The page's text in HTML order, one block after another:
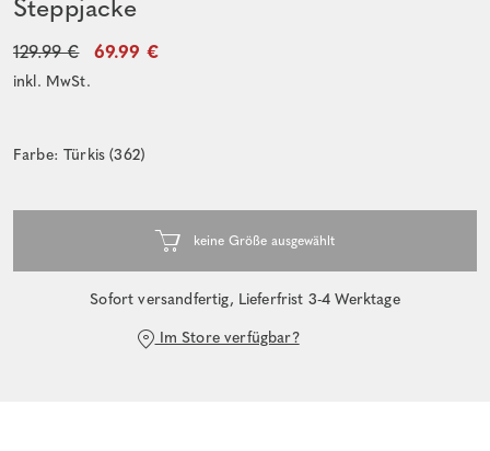
Steppjacke
129.99 € 69.99 €
inkl. MwSt.
Farbe: Türkis (362)
Sofort versandfertig, Lieferfrist 3-4 Werktage
Im Store verfügbar?